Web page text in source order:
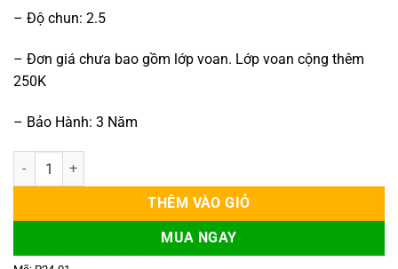
– Độ chun: 2.5
– Đơn giá chưa bao gồm lớp voan. Lớp voan cộng thêm
250K
– Bảo Hành: 3 Năm
Rem vải giá rẻ Vol P24-01 số lượng
THÊM VÀO GIỎ
MUA NGAY